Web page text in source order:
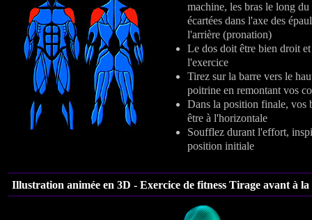
machine, les bras le long
écartées dans l'axe des
l'arrière (pronation)
Le dos doit être bien droit
l'exercice
Tirez sur la barre vers le
poitrine en remontant vos
Dans la position finale, vos
être à l'horizontale
Soufflez durant l'effort,
position initiale
Illustration animée en 3D - Exercice de fitness Tirage avant à la